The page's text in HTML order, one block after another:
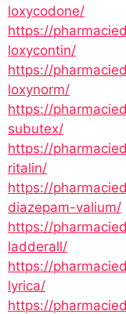
loxycodone/
https://
loxycontin/
https://
loxynorm/
https://
subutex/
https://
ritalin/
https://
diazepam-valium/
https://
ladderall/
https://
lyrica/
https://